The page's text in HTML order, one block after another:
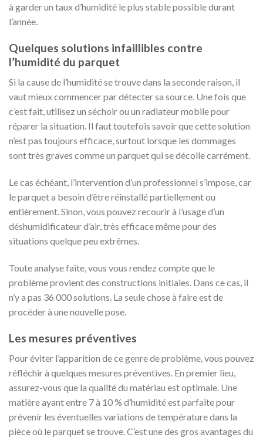
à garder un taux d’humidité le plus stable possible durant
l’année.
Quelques solutions infaillibles contre
l’humidité du parquet
Si la cause de l’humidité se trouve dans la seconde raison, il
vaut mieux commencer par détecter sa source. Une fois que
c’est fait, utilisez un séchoir ou un radiateur mobile pour
réparer la situation. Il faut toutefois savoir que cette solution
n’est pas toujours efficace, surtout lorsque les dommages
sont très graves comme un parquet qui se décolle carrément.
Le cas échéant, l’intervention d’un professionnel s’impose, car
le parquet a besoin d’être réinstallé partiellement ou
entièrement. Sinon, vous pouvez recourir à l’usage d’un
déshumidificateur d’air, très efficace même pour des
situations quelque peu extrêmes.
Toute analyse faite, vous vous rendez compte que le
problème provient des constructions initiales. Dans ce cas, il
n’y a pas 36 000 solutions. La seule chose à faire est de
procéder à une nouvelle pose.
Les mesures préventives
Pour éviter l’apparition de ce genre de problème, vous pouvez
réfléchir à quelques mesures préventives. En premier lieu,
assurez-vous que la qualité du matériau est optimale. Une
matière ayant entre 7 à 10 % d’humidité est parfaite pour
prévenir les éventuelles variations de température dans la
pièce où le parquet se trouve. C’est une des gros avantages du